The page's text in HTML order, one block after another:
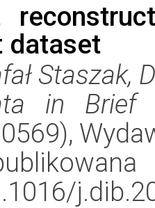
dataset
Staszak,
in Brief